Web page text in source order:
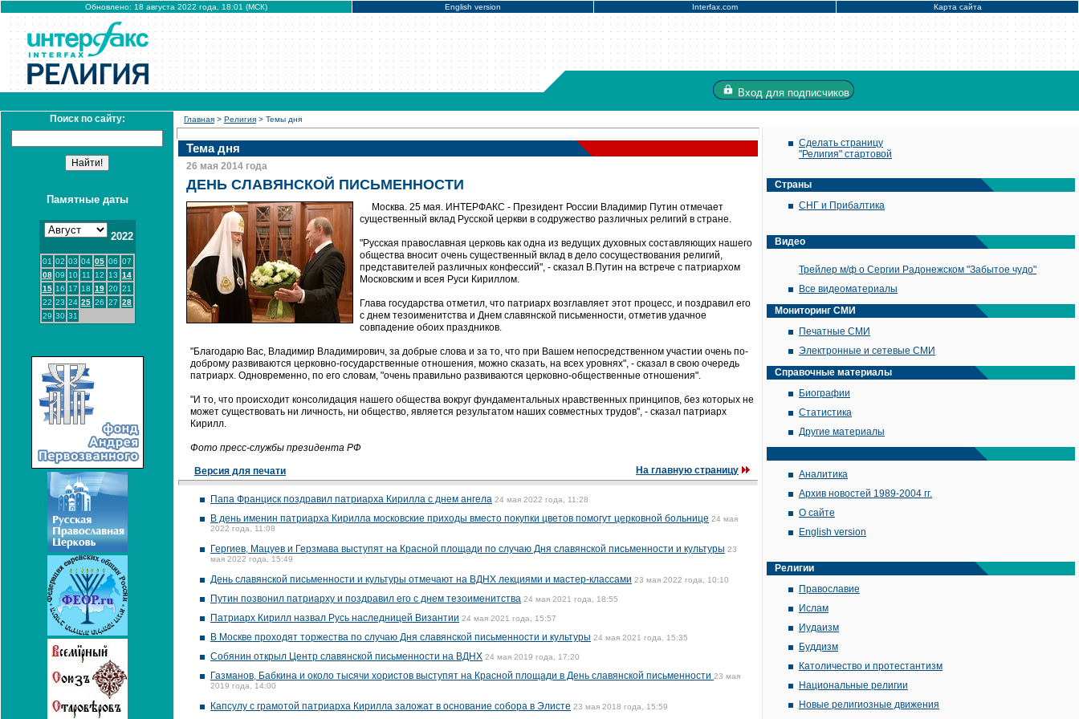
Обновлено: 18 августа 2022 года, 18:01 (МСК) English version Interfax.com Карта сайта
Вход для подписчиков
Поиск по сайту:
Памятные даты
2022
01 02 03 04 05 06 07
08 09 10 11 12 13 14
15 16 17 18 19 20 21
22 23 24 25 26 27 28
29 30 31
Главная > Религия > Темы дня
Тема дня
26 мая 2014 года
ДЕНЬ СЛАВЯНСКОЙ ПИСЬМЕННОСТИ
Москва. 25 мая. ИНТЕРФАКС - Президент России Владимир Путин отмечает
существенный вклад Русской церкви в содружество различных религий в стране.
"Русская православная церковь как одна из ведущих духовных составляющих нашего
общества вносит очень существенный вклад в дело сосуществования религий,
представителей различных конфессий", - сказал В.Путин на встрече с патриархом
Московским и всея Руси Кириллом.
Глава государства отметил, что патриарх возглавляет этот процесс, и поздравил его
с днем тезоименитства и Днем славянской письменности, отметив удачное
совпадение обоих праздников.
"Благодарю Вас, Владимир Владимирович, за добрые слова и за то, что при Вашем непосредственном участии очень по-
доброму развиваются церковно-государственные отношения, можно сказать, на всех уровнях", - сказал в свою очередь
патриарх. Одновременно, по его словам, "очень правильно развиваются церковно-общественные отношения".
"И то, что происходит консолидация нашего общества вокруг фундаментальных нравственных принципов, без которых не
может существовать ни личность, ни общество, является результатом наших совместных трудов", - сказал патриарх
Кирилл.
Фото пресс-службы президента РФ
Версия для печати На главную страницу
Папа Франциск поздравил патриарха Кирилла с днем ангела 24 мая 2022 года, 11:28
В день именин патриарха Кирилла московские приходы вместо покупки цветов помогут церковной больнице 24 мая
2022 года, 11:08
Гергиев, Мацуев и Герзмава выступят на Красной площади по случаю Дня славянской письменности и культуры 23
мая 2022 года, 15:49
День славянской письменности и культуры отмечают на ВДНХ лекциями и мастер-классами 23 мая 2022 года, 10:10
Путин позвонил патриарху и поздравил его с днем тезоименитства 24 мая 2021 года, 18:55
Патриарх Кирилл назвал Русь наследницей Византии 24 мая 2021 года, 15:57
В Москве проходят торжества по случаю Дня славянской письменности и культуры 24 мая 2021 года, 15:35
Собянин открыл Центр славянской письменности на ВДНХ 24 мая 2019 года, 17:20
Газманов, Бабкина и около тысячи хористов выступят на Красной площади в День славянской письменности 23 мая
2019 года, 14:00
Капсулу с грамотой патриарха Кирилла заложат в основание собора в Элисте 23 мая 2018 года, 15:59
Сделать страницу
"Религия" стартовой
Страны
СНГ и Прибалтика
Видео
Трейлер м/ф о Сергии Радонежском "Забытое чудо"
Все видеоматериалы
Мониторинг СМИ
Печатные СМИ
Электронные и сетевые СМИ
Справочные материалы
Биографии
Статистика
Другие материалы
Аналитика
Архив новостей 1989-2004 гг.
О сайте
English version
Религии
Православие
Ислам
Иудаизм
Буддизм
Католичество и протестантизм
Национальные религии
Новые религиозные движения